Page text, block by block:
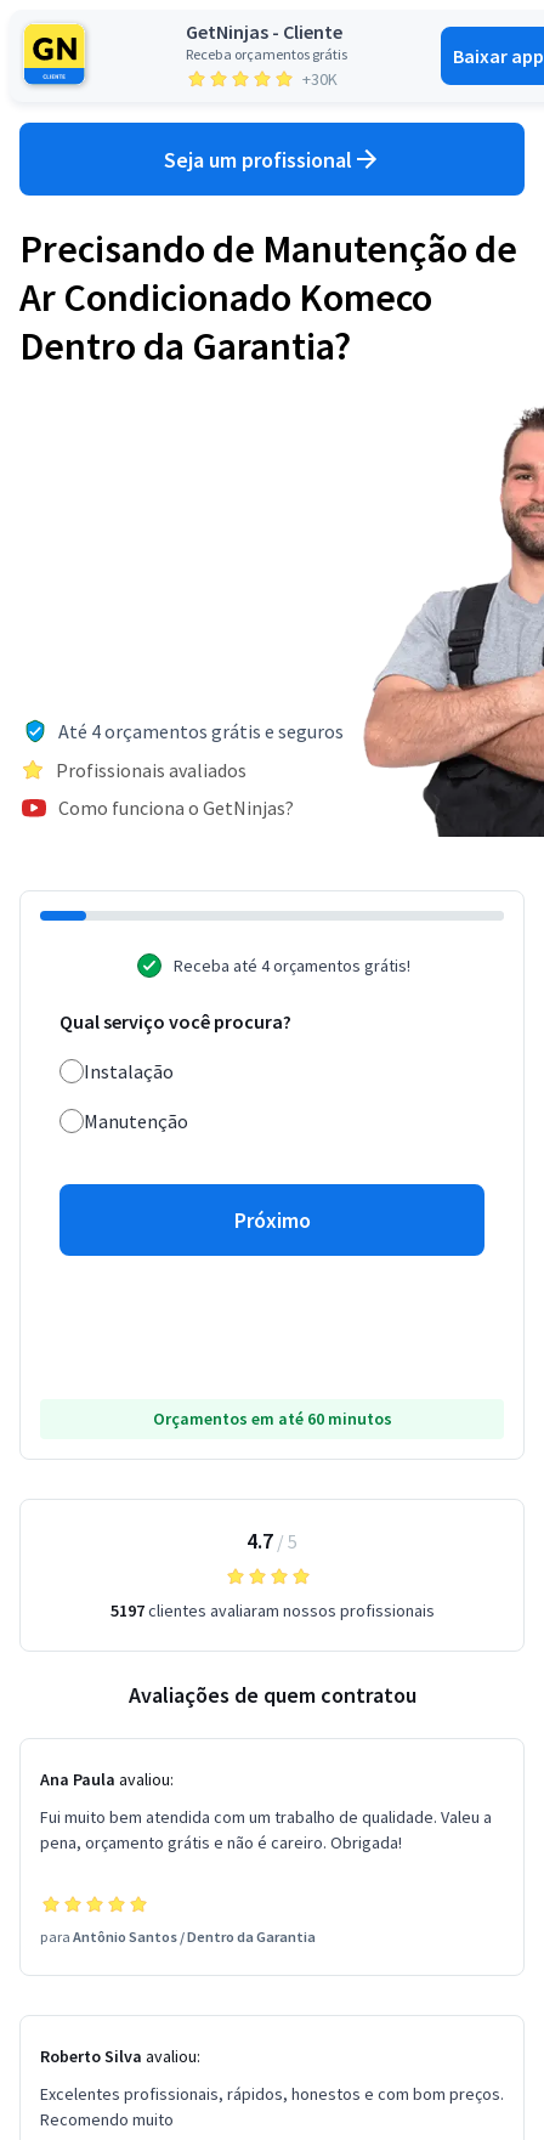
GetNinjas - Cliente
Receba orçamentos grátis
+30K
Baixar app
Seja um profissional
Precisando de Manutenção de
Ar Condicionado Komeco
Dentro da Garantia?
Até 4 orçamentos grátis e seguros
Profissionais avaliados
Como funciona o GetNinjas?
Receba até 4 orçamentos grátis!
Qual serviço você procura?
Instalação
Manutenção
Próximo
Orçamentos em até 60 minutos
4.7 / 5
5197clientes avaliaram nossos profissionais
Avaliações de quem contratou
Ana Paula avaliou:
Fui muito bem atendida com um trabalho de qualidade. Valeu a
pena, orçamento grátis e não é careiro. Obrigada!
para Antônio Santos /Dentro da Garantia
Roberto Silva avaliou:
Excelentes profissionais, rápidos, honestos e com bom preços.
Recomendo muito